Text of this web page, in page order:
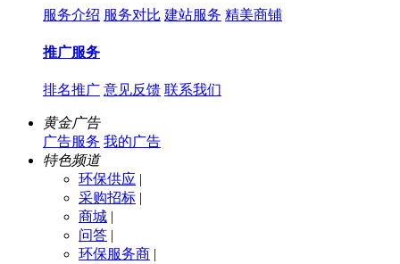
服务介绍 服务对比 建站服务 精美商铺
推广服务
排名推广 意见反馈 联系我们
黄金广告
广告服务 我的广告
特色频道
环保供应 |
采购招标 |
商城 |
问答 |
环保服务商 |